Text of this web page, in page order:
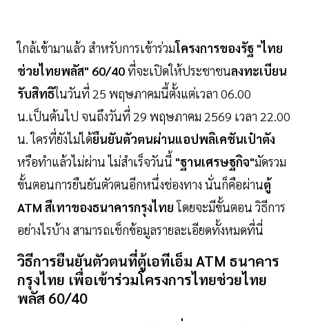
ใกล้เข้ามาแล้ว สำหรับการเข้าร่วมโครงการของรัฐ "ไทย
ช่วยไทยพลัส" 60/40ที่จะเปิดให้ประชาชนลงทะเบียน
รับสิทธิในวันที่ 25 พฤษภาคมนี้ตั้งแต่เวลา 06.00
น.เป็นต้นไป จนถึงวันที่ 29 พฤษภาคม 2569 เวลา 22.00
น. ใครที่ยังไม่ได้ยืนยันตัวตนผ่านแอปพลิเคชันเป๋าตัง
หรือทำแล้วไม่ผ่าน ไม่สำเร็จวันนี้ "ฐานเศรษฐกิจ"มัดรวม
ขั้นตอนการยืนยันตัวตนอีกหนึ่งช่องทาง นั่นก็คือผ่านตู้
ATM สีเทาของธนาคารกรุงไทยโดยจะมีขั้นตอน วิธีการ
อย่างไรบ้าง สามารถเช็กข้อมูลรายละเอียดทั้งหมดที่นี่
วิธีการยืนยันตัวตนที่ตู้เอทีเอ็ม ATM ธนาคาร
กรุงไทย เพื่อเข้าร่วมโครงการไทยช่วยไทย
พลัส 60/40